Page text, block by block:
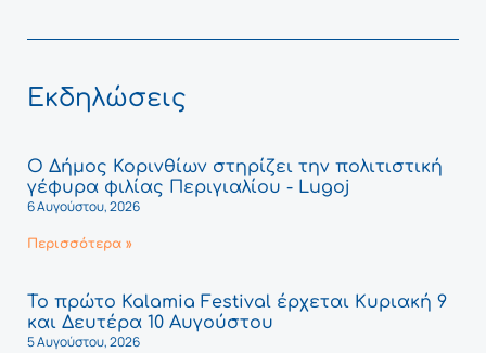
Εκδηλώσεις
Ο Δήμος Κορινθίων στηρίζει την πολιτιστική
γέφυρα φιλίας Περιγιαλίου - Lugoj
6 Αυγούστου, 2026
Περισσότερα »
Το πρώτο Kalamia Festival έρχεται Κυριακή 9
και Δευτέρα 10 Αυγούστου
5 Αυγούστου, 2026